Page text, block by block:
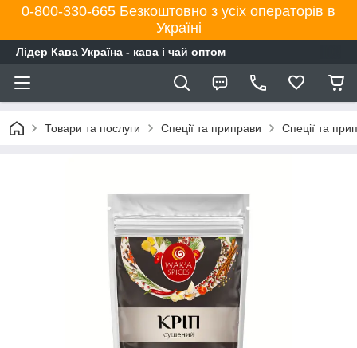
0-800-330-665 Безкоштовно з усіх операторів в
Україні
Лідер Кава Україна - кава і чай оптом
Товари та послуги Спеції та приправи Спеції та